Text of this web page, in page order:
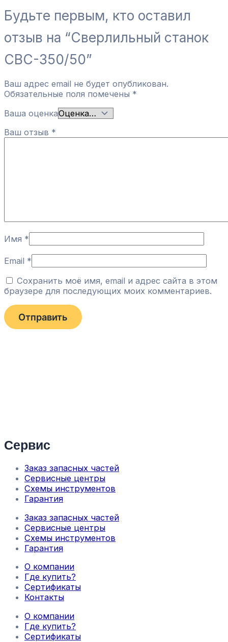
Будьте первым, кто оставил
отзыв на “Сверлильный станок
СВС-350/50”
Ваш адрес email не будет опубликован.
Обязательные поля помечены *
Ваша оценка
Ваш отзыв *
Имя *
Email *
Сохранить моё имя, email и адрес сайта в этом
браузере для последующих моих комментариев.
Сервис
Заказ запасных частей
Сервисные центры
Схемы инструментов
Гарантия
Заказ запасных частей
Сервисные центры
Схемы инструментов
Гарантия
О компании
Где купить?
Сертификаты
Контакты
О компании
Где купить?
Сертификаты